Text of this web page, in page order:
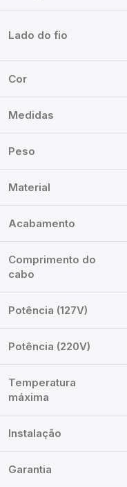
Lado do fio
Cor
Medidas
Peso
Material
Acabamento
Comprimento do
cabo
Potência (127V)
Potência (220V)
Temperatura
máxima
Instalação
Garantia